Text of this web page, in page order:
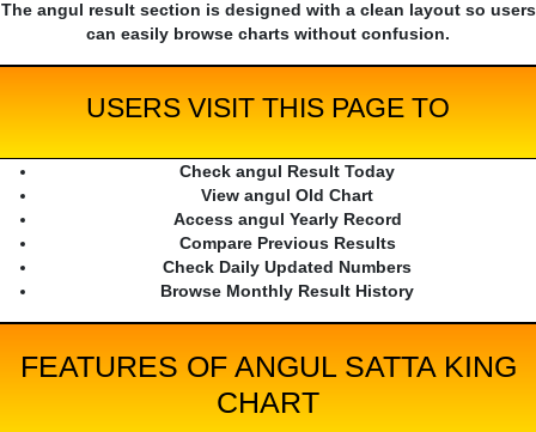
The angul result section is designed with a clean layout so users
can easily browse charts without confusion.
USERS VISIT THIS PAGE TO
Check angul Result Today
View angul Old Chart
Access angul Yearly Record
Compare Previous Results
Check Daily Updated Numbers
Browse Monthly Result History
FEATURES OF ANGUL SATTA KING
CHART